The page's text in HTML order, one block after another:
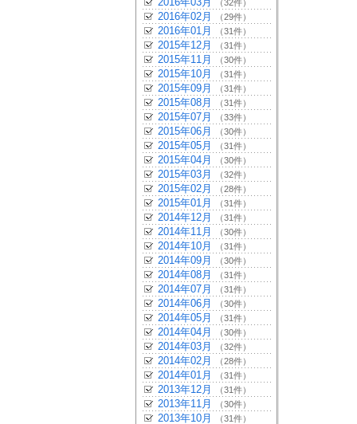
（32件）
2016年02月 （29件）
2016年01月 （31件）
2015年12月 （31件）
2015年11月 （30件）
2015年10月 （31件）
2015年09月 （31件）
2015年08月 （31件）
2015年07月 （33件）
2015年06月 （30件）
2015年05月 （31件）
2015年04月 （30件）
2015年03月 （32件）
2015年02月 （28件）
2015年01月 （31件）
2014年12月 （31件）
2014年11月 （30件）
2014年10月 （31件）
2014年09月 （30件）
2014年08月 （31件）
2014年07月 （31件）
2014年06月 （30件）
2014年05月 （31件）
2014年04月 （30件）
2014年03月 （32件）
2014年02月 （28件）
2014年01月 （31件）
2013年12月 （31件）
2013年11月 （30件）
2013年10月 （31件）